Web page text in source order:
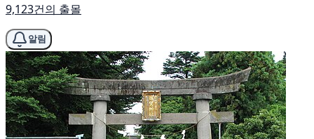
9,123건의 출몰
알림